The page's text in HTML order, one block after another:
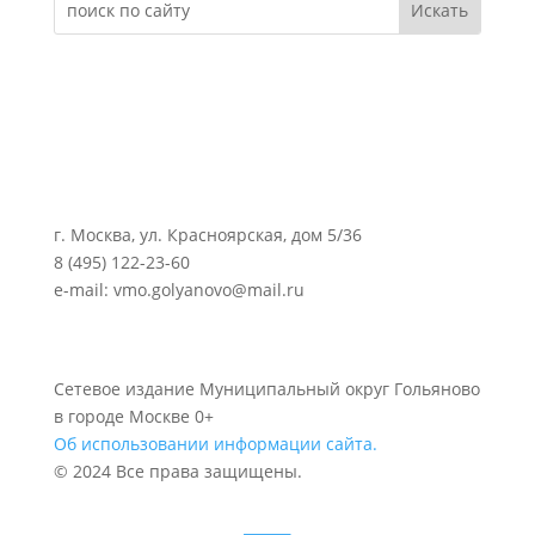
г. Москва, ул. Красноярская, дом 5/36
8 (495) 122-23-60
e-mail: vmo.golyanovo@mail.ru
Сетевое издание Муниципальный округ Гольяново
в городе Москве 0+
Об использовании информации сайта.
© 2024 Все права защищены.